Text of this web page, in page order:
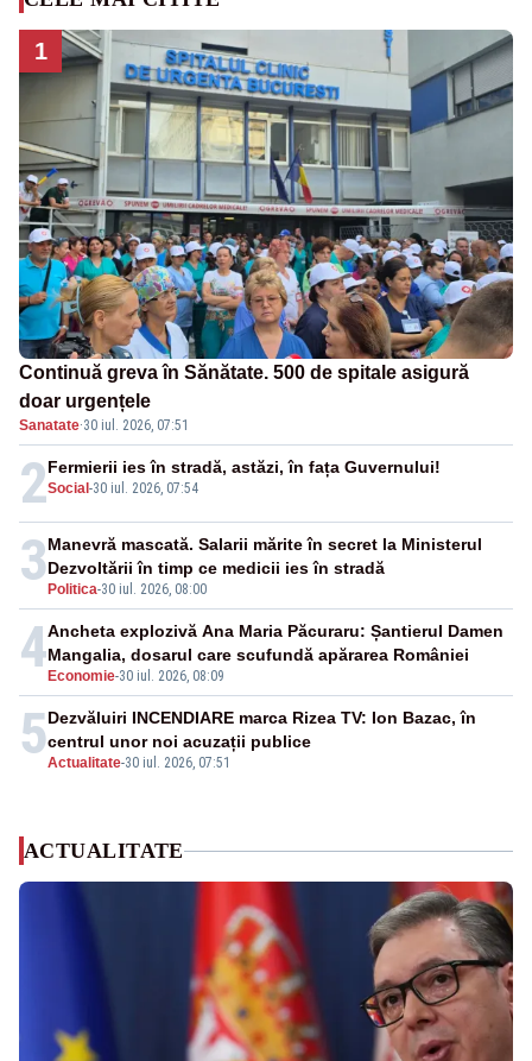
1
Continuă greva în Sănătate. 500 de spitale asigură
doar urgențele
Sanatate·30 iul. 2026, 07:51
2Social -30 iul. 2026, 07:54
Fermierii ies în stradă, astăzi, în fața Guvernului!
3 Politica-30 iul. 2026, 08:00
Manevră mascată. Salarii mărite în secret la Ministerul
Dezvoltării în timp ce medicii ies în stradă
4 Economie-30 iul. 2026, 08:09
Ancheta explozivă Ana Maria Păcuraru: Șantierul Damen
Mangalia, dosarul care scufundă apărarea României
5Actualitate-30 iul. 2026, 07:51
Dezvăluiri INCENDIARE marca Rizea TV: Ion Bazac, în
centrul unor noi acuzații publice
ACTUALITATE